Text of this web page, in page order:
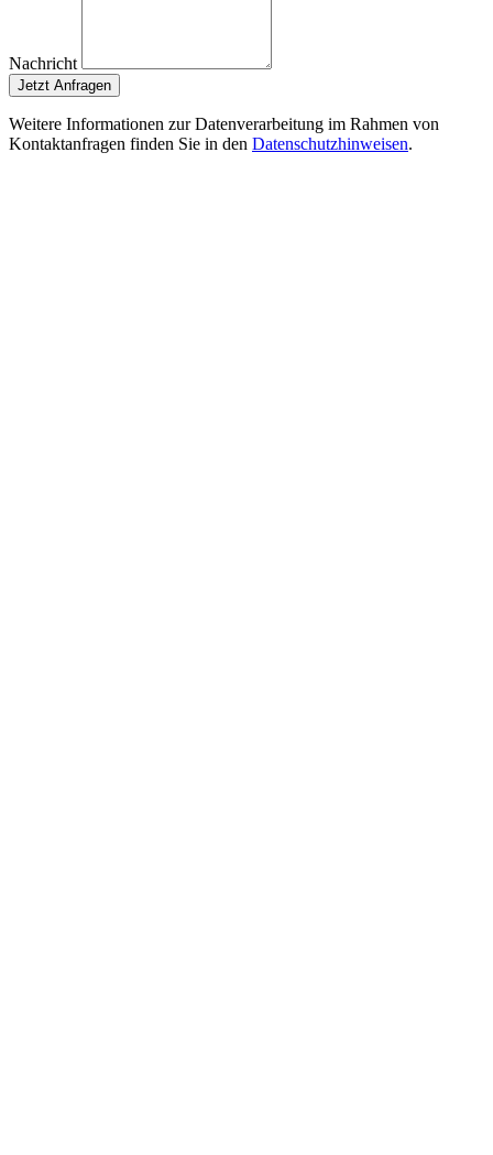
Nachricht
Jetzt Anfragen
Weitere Informationen zur Datenverarbeitung im Rahmen von
Kontaktanfragen finden Sie in den Datenschutzhinweisen.